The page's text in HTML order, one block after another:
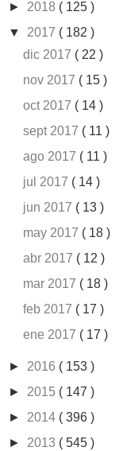
► 2018 ( 125 )
▼ 2017 ( 182 )
dic 2017 ( 22 )
nov 2017 ( 15 )
oct 2017 ( 14 )
sept 2017 ( 11 )
ago 2017 ( 11 )
jul 2017 ( 14 )
jun 2017 ( 13 )
may 2017 ( 18 )
abr 2017 ( 12 )
mar 2017 ( 18 )
feb 2017 ( 17 )
ene 2017 ( 17 )
► 2016 ( 153 )
► 2015 ( 147 )
► 2014 ( 396 )
► 2013 ( 545 )